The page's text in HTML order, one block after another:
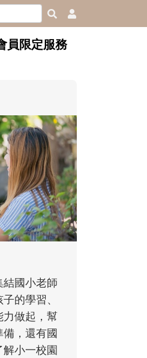
員限定服務
大的那個男人│讀
模樣
擅長當爸爸！男人總是
所未有」的體驗中，跟
大。從給予安全感的肢
立自主、角色認同及解
養成。爸爸正嘗試用不
與孩子每個重要的成長